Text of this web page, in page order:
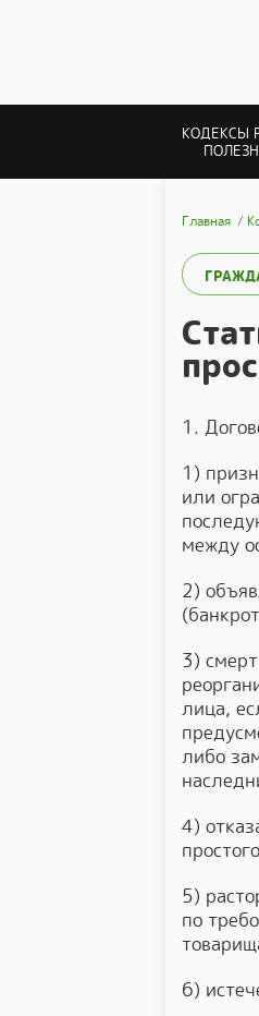
КОДЕКСЫ
Главная
1.
1)
или
между
2)
3)
лица,
либо
4)
5)
по
6)